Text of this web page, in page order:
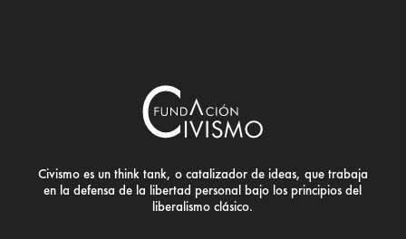
Civismo es un think tank, o catalizador de ideas, que trabaja
en la defensa de la libertad personal bajo los principios del
liberalismo clásico.